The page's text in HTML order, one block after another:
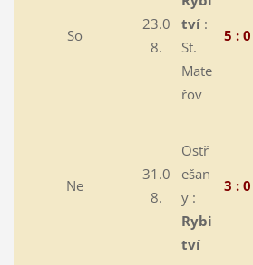
So
23.0
8.
tví:
St.
Mate
řov
5 : 0
Ne
31.0
8.
Ostř
ešan
y :
Rybi
tví
3 : 0